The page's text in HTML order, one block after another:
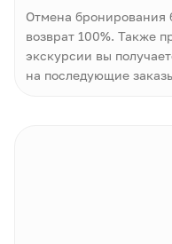
Отмена бронирования
возврат 100%. Также
экскурсии вы
на последующие